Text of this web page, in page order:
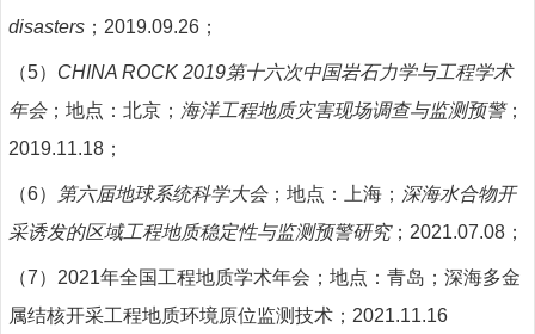
disasters ； 2019.09.26 ；
（5） CHINA ROCK 2019第十六次中国岩石力学与工程学术
年会；地点：北京； 海洋工程地质灾害现场调查与监测预警；
2019.11.18 ；
（6） 第六届地球系统科学大会；地点：上海； 深海水合物开
采诱发的区域工程地质稳定性与监测预警研究； 2021.07.08 ；
（7） 2021年全国工程地质学术年会；地点：青岛；深海多金
属结核开采工程地质环境原位监测技术； 2021.11.16